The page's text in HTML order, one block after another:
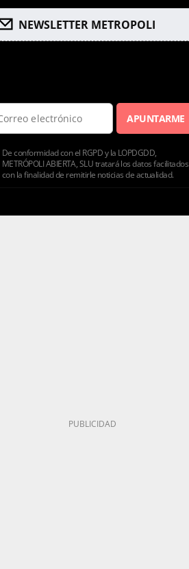
NEWSLETTER METROPOLI
APUNTARME
De conformidad con el RGPD y la LOPDGDD,
METRÓPOLI ABIERTA, SLU tratará los datos facilitados
con la finalidad de remitirle noticias de actualidad.